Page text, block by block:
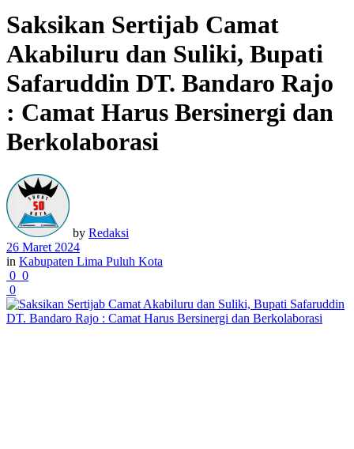
Saksikan Sertijab Camat
Akabiluru dan Suliki, Bupati
Safaruddin DT. Bandaro Rajo
: Camat Harus Bersinergi dan
Berkolaborasi
by Redaksi
26 Maret 2024
in Kabupaten Lima Puluh Kota
0 0
0